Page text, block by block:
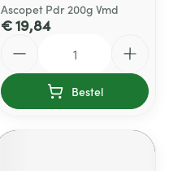
Ascopet Pdr 200g Vmd
€ 19,84
Bestel